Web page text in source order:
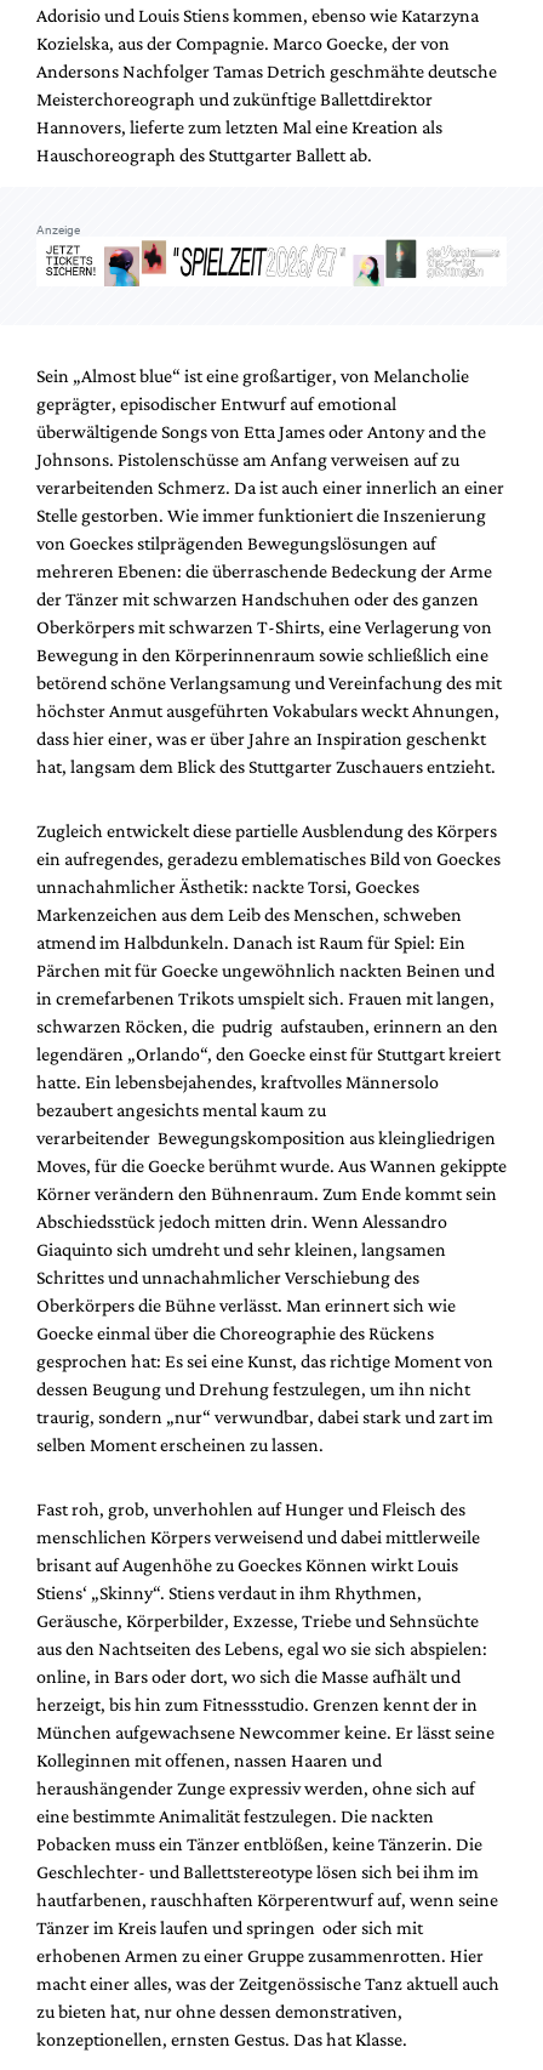
Adorisio und Louis Stiens kommen, ebenso wie Katarzyna
Kozielska, aus der Compagnie. Marco Goecke, der von
Andersons Nachfolger Tamas Detrich geschmähte deutsche
Meisterchoreograph und zukünftige Ballettdirektor
Hannovers, lieferte zum letzten Mal eine Kreation als
Hauschoreograph des Stuttgarter Ballett ab.
Anzeige
Sein „Almost blue“ ist eine großartiger, von Melancholie
geprägter, episodischer Entwurf auf emotional
überwältigende Songs von Etta James oder Antony and the
Johnsons. Pistolenschüsse am Anfang verweisen auf zu
verarbeitenden Schmerz. Da ist auch einer innerlich an einer
Stelle gestorben. Wie immer funktioniert die Inszenierung
von Goeckes stilprägenden Bewegungslösungen auf
mehreren Ebenen: die überraschende Bedeckung der Arme
der Tänzer mit schwarzen Handschuhen oder des ganzen
Oberkörpers mit schwarzen T-Shirts, eine Verlagerung von
Bewegung in den Körperinnenraum sowie schließlich eine
betörend schöne Verlangsamung und Vereinfachung des mit
höchster Anmut ausgeführten Vokabulars weckt Ahnungen,
dass hier einer, was er über Jahre an Inspiration geschenkt
hat, langsam dem Blick des Stuttgarter Zuschauers entzieht.
Zugleich entwickelt diese partielle Ausblendung des Körpers
ein aufregendes, geradezu emblematisches Bild von Goeckes
unnachahmlicher Ästhetik: nackte Torsi, Goeckes
Markenzeichen aus dem Leib des Menschen, schweben
atmend im Halbdunkeln. Danach ist Raum für Spiel: Ein
Pärchen mit für Goecke ungewöhnlich nackten Beinen und
in cremefarbenen Trikots umspielt sich. Frauen mit langen,
schwarzen Röcken, die pudrig aufstauben, erinnern an den
legendären „Orlando“, den Goecke einst für Stuttgart kreiert
hatte. Ein lebensbejahendes, kraftvolles Männersolo
bezaubert angesichts mental kaum zu
verarbeitender Bewegungskomposition aus kleingliedrigen
Moves, für die Goecke berühmt wurde. Aus Wannen gekippte
Körner verändern den Bühnenraum. Zum Ende kommt sein
Abschiedsstück jedoch mitten drin. Wenn Alessandro
Giaquinto sich umdreht und sehr kleinen, langsamen
Schrittes und unnachahmlicher Verschiebung des
Oberkörpers die Bühne verlässt. Man erinnert sich wie
Goecke einmal über die Choreographie des Rückens
gesprochen hat: Es sei eine Kunst, das richtige Moment von
dessen Beugung und Drehung festzulegen, um ihn nicht
traurig, sondern „nur“ verwundbar, dabei stark und zart im
selben Moment erscheinen zu lassen.
Fast roh, grob, unverhohlen auf Hunger und Fleisch des
menschlichen Körpers verweisend und dabei mittlerweile
brisant auf Augenhöhe zu Goeckes Können wirkt Louis
Stiens‘ „Skinny“. Stiens verdaut in ihm Rhythmen,
Geräusche, Körperbilder, Exzesse, Triebe und Sehnsüchte
aus den Nachtseiten des Lebens, egal wo sie sich abspielen:
online, in Bars oder dort, wo sich die Masse aufhält und
herzeigt, bis hin zum Fitnessstudio. Grenzen kennt der in
München aufgewachsene Newcommer keine. Er lässt seine
Kolleginnen mit offenen, nassen Haaren und
heraushängender Zunge expressiv werden, ohne sich auf
eine bestimmte Animalität festzulegen. Die nackten
Pobacken muss ein Tänzer entblößen, keine Tänzerin. Die
Geschlechter- und Ballettstereotype lösen sich bei ihm im
hautfarbenen, rauschhaften Körperentwurf auf, wenn seine
Tänzer im Kreis laufen und springen oder sich mit
erhobenen Armen zu einer Gruppe zusammenrotten. Hier
macht einer alles, was der Zeitgenössische Tanz aktuell auch
zu bieten hat, nur ohne dessen demonstrativen,
konzeptionellen, ernsten Gestus. Das hat Klasse.